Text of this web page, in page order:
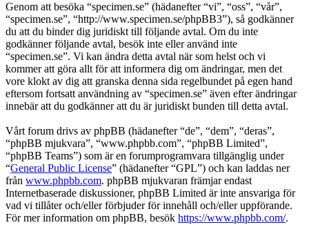
Genom att besöka “specimen.se” (hädanefter “vi”, “oss”, “vår”,
“specimen.se”, “http://www.specimen.se/phpBB3”), så godkänner
du att du binder dig juridiskt till följande avtal. Om du inte
godkänner följande avtal, besök inte eller använd inte
“specimen.se”. Vi kan ändra detta avtal när som helst och vi
kommer att göra allt för att informera dig om ändringar, men det
vore klokt av dig att granska denna sida regelbundet på egen hand
eftersom fortsatt användning av “specimen.se” även efter ändringar
innebär att du godkänner att du är juridiskt bunden till detta avtal.
Vårt forum drivs av phpBB (hädanefter “de”, “dem”, “deras”,
“phpBB mjukvara”, “www.phpbb.com”, “phpBB Limited”,
“phpBB Teams”) som är en forumprogramvara tillgänglig under
“General Public License” (hädanefter “GPL”) och kan laddas ner
från www.phpbb.com. phpBB mjukvaran främjar endast
Internetbaserade diskussioner, phpBB Limited är inte ansvariga för
vad vi tillåter och/eller förbjuder för innehåll och/eller uppförande.
För mer information om phpBB, besök https://www.phpbb.com/.